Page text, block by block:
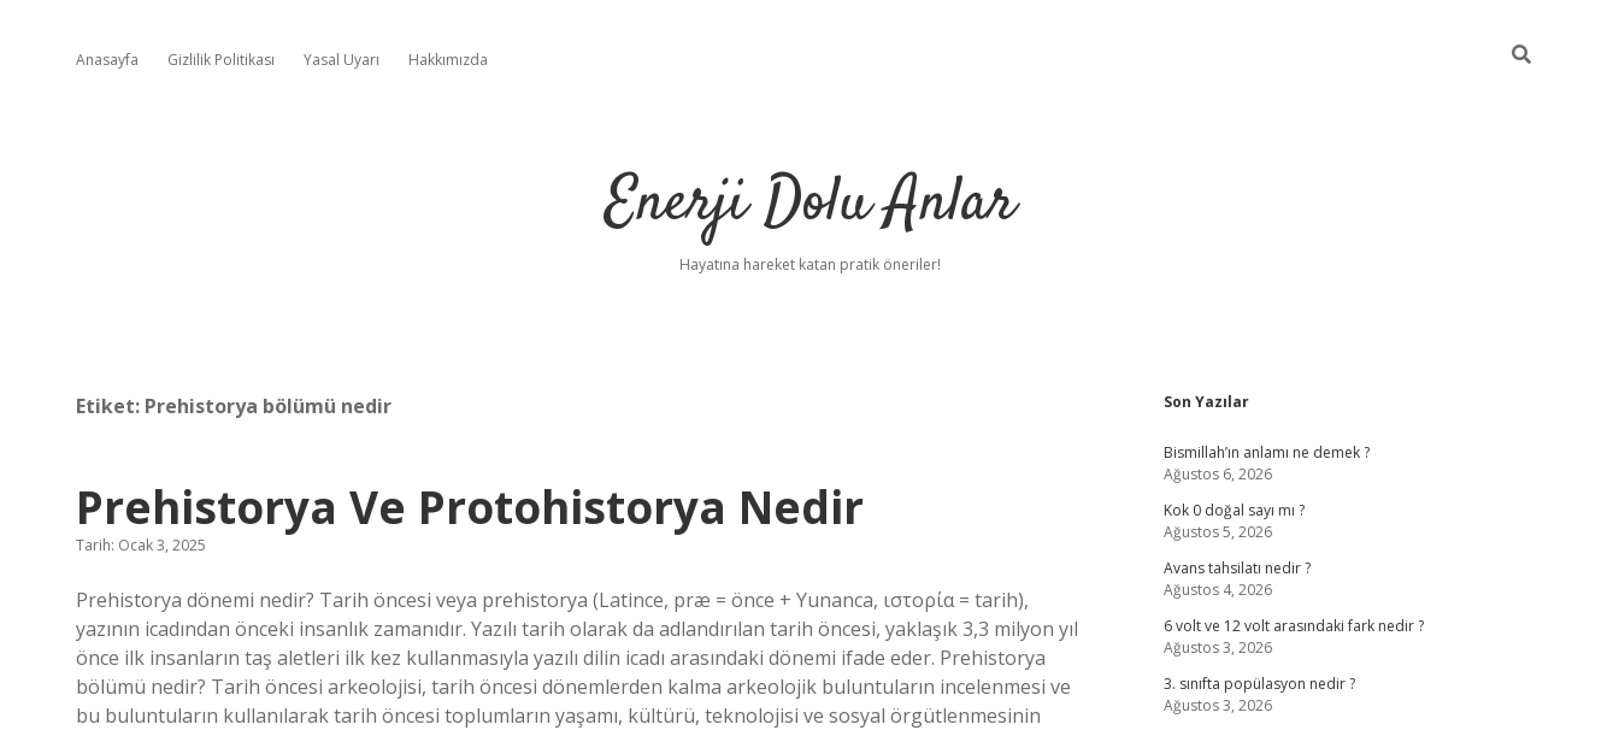
Anasayfa Gizlilik Politikası Yasal Uyarı Hakkımızda
Enerji Dolu Anlar
Hayatına hareket katan pratik öneriler!
Etiket: Prehistorya bölümü nedir
Prehistorya Ve Protohistorya Nedir
Tarih: Ocak 3, 2025
Prehistorya dönemi nedir? Tarih öncesi veya prehistorya (Latince, præ = önce + Yunanca, ιστορία = tarih),
yazının icadından önceki insanlık zamanıdır. Yazılı tarih olarak da adlandırılan tarih öncesi, yaklaşık 3,3 milyon yıl
önce ilk insanların taş aletleri ilk kez kullanmasıyla yazılı dilin icadı arasındaki dönemi ifade eder. Prehistorya
bölümü nedir? Tarih öncesi arkeolojisi, tarih öncesi dönemlerden kalma arkeolojik buluntuların incelenmesi ve
bu buluntuların kullanılarak tarih öncesi toplumların yaşamı, kültürü, teknolojisi ve sosyal örgütlenmesinin
Sidebar
Son Yazılar
Bismillah’ın anlamı ne demek ?
Ağustos 6, 2026
Kok 0 doğal sayı mı ?
Ağustos 5, 2026
Avans tahsilatı nedir ?
Ağustos 4, 2026
6 volt ve 12 volt arasındaki fark nedir ?
Ağustos 3, 2026
3. sınıfta popülasyon nedir ?
Ağustos 3, 2026